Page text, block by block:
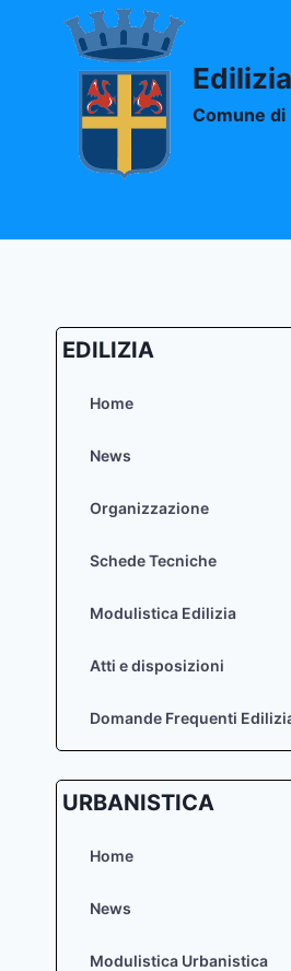
contenuto
Comune di
EDILIZIA
Home
News
Organizzazione
Schede Tecniche
Modulistica Edilizia
Atti e disposizioni
Domande Frequenti
URBANISTICA
Home
News
Modulistica Urbanistica